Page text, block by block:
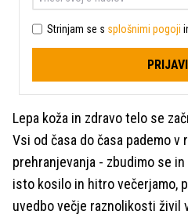
Strinjam se s splošnimi pogoji
Lepa koža in zdravo telo se
Vsi od časa do časa pademo v
prehranjevanja - zbudimo se
isto kosilo in hitro večerjamo,
uvedbo večje raznolikosti živil